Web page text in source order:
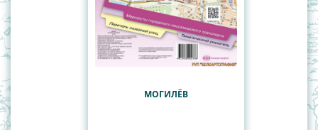
МОГИЛЁВ